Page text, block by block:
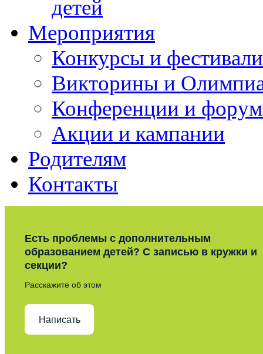
детей
Мероприятия
Конкурсы и фестивали
Викторины и
Конференции и
Акции и кампании
Родителям
Контакты
Есть проблемы с дополнительным
образованием детей? С записью в кружки и
секции?
Расскажите об этом
Написать